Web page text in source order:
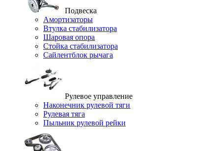
Подвеска
Амортизаторы
Втулка стабилизатора
Шаровая опора
Стойка стабилизатора
Сайлентблок рычага
Рулевое управление
Наконечник рулевой тяги
Рулевая тяга
Пыльник рулевой рейки